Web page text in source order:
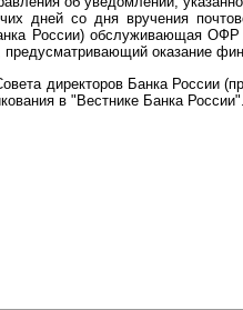
дней со дня вручения
России) обслуживающая
предусматривающий оказание
директоров Банка России
в "Вестнике Банка России".